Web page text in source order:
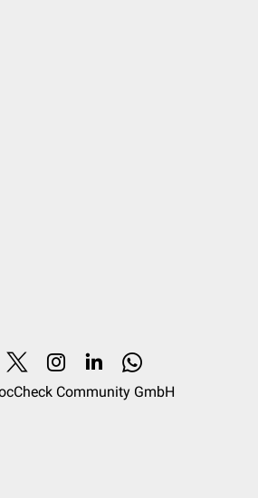
Community GmbH